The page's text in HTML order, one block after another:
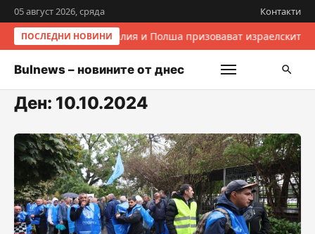
05 август 2026, сряда Контакти
ПОСЛЕДНИ НОВИНИИталия и Полша призовават израелските
Bulnews – новините от днес
Ден: 10.10.2024